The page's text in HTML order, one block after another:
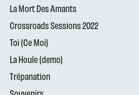
La Mort Des Amants
Crossroads Sessions 2022
Toi (Ce Moi)
La Houle (demo)
Trépanation